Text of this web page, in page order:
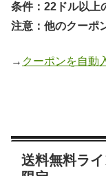
条件：22ドル以上
注意：他のクーポ
→ クーポンを自動
送料無料ラ